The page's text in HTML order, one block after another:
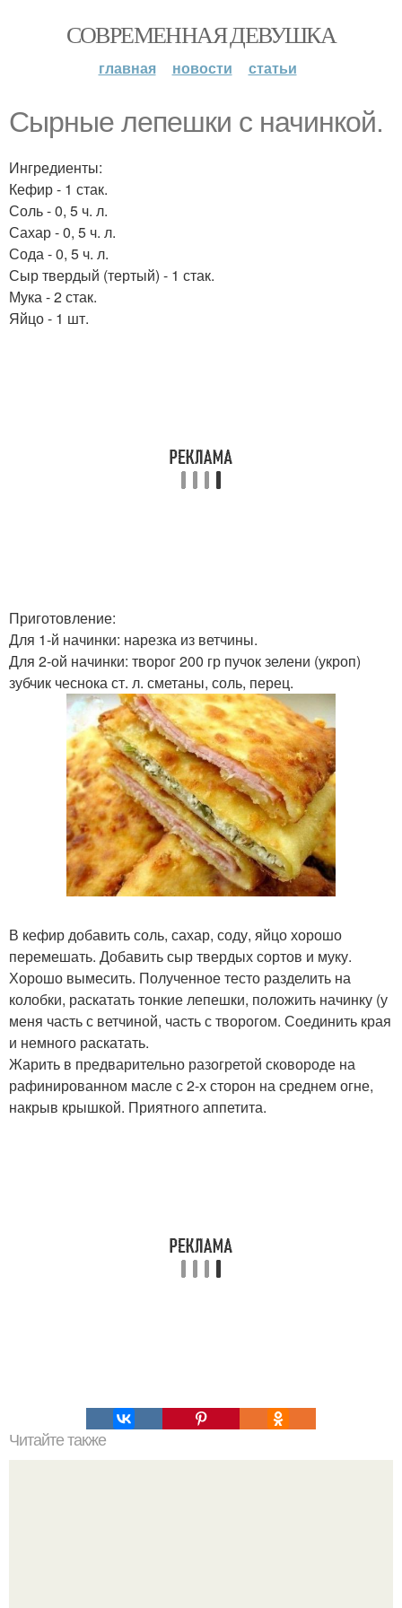
СОВРЕМЕННАЯ ДЕВУШКА
главная новости статьи
Сырные лепешки с начинкой.
Ингредиенты:
Кефир - 1 стак.
Соль - 0, 5 ч. л.
Сахар - 0, 5 ч. л.
Сода - 0, 5 ч. л.
Сыр твердый (тертый) - 1 стак.
Мука - 2 стак.
Яйцо - 1 шт.
Приготовление:
Для 1-й начинки: нарезка из ветчины.
Для 2-ой начинки: творог 200 гр пучок зелени (укроп)
зубчик чеснока ст. л. сметаны, соль, перец.
В кефир добавить соль, сахар, соду, яйцо хорошо
перемешать. Добавить сыр твердых сортов и муку.
Хорошо вымесить. Полученное тесто разделить на
колобки, раскатать тонкие лепешки, положить начинку (у
меня часть с ветчиной, часть с творогом. Соединить края
и немного раскатать.
Жарить в предварительно разогретой сковороде на
рафинированном масле с 2-х сторон на среднем огне,
накрыв крышкой. Приятного аппетита.
Читайте также